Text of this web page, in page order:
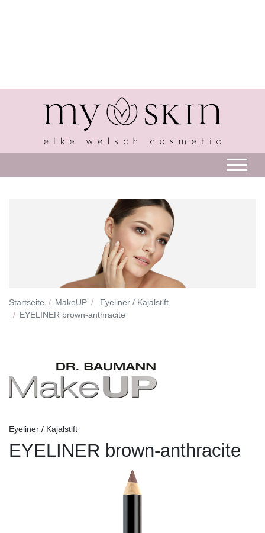
Startseite MakeUP
Eyeliner / Kajalstift
EYELINER brown-anthracite
Eyeliner / Kajalstift
EYELINER brown-anthracite